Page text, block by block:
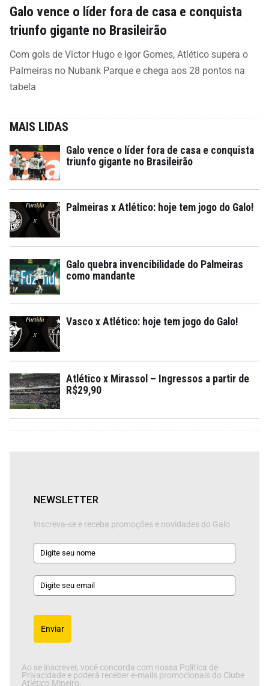
Galo vence o líder fora de casa e conquista
triunfo gigante no Brasileirão
Com gols de Victor Hugo e Igor Gomes, Atlético supera o
Palmeiras no Nubank Parque e chega aos 28 pontos na
tabela
MAIS LIDAS
Galo vence o líder fora de casa e conquista
triunfo gigante no Brasileirão
Palmeiras x Atlético: hoje tem jogo do Galo!
Galo quebra invencibilidade do Palmeiras
como mandante
Vasco x Atlético: hoje tem jogo do Galo!
Atlético x Mirassol – Ingressos a partir de
R$29,90
NEWSLETTER
Inscreva-se e receba promoções e novidades do Galo
Enviar
Ao se inscrever, você concorda com nossa Política de
Privacidade e poderá receber e-mails promocionais do Clube
Atlético Mineiro.